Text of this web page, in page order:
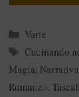
Categorie
Varie
Tag
Cucinando
Magia,
Romanzo,